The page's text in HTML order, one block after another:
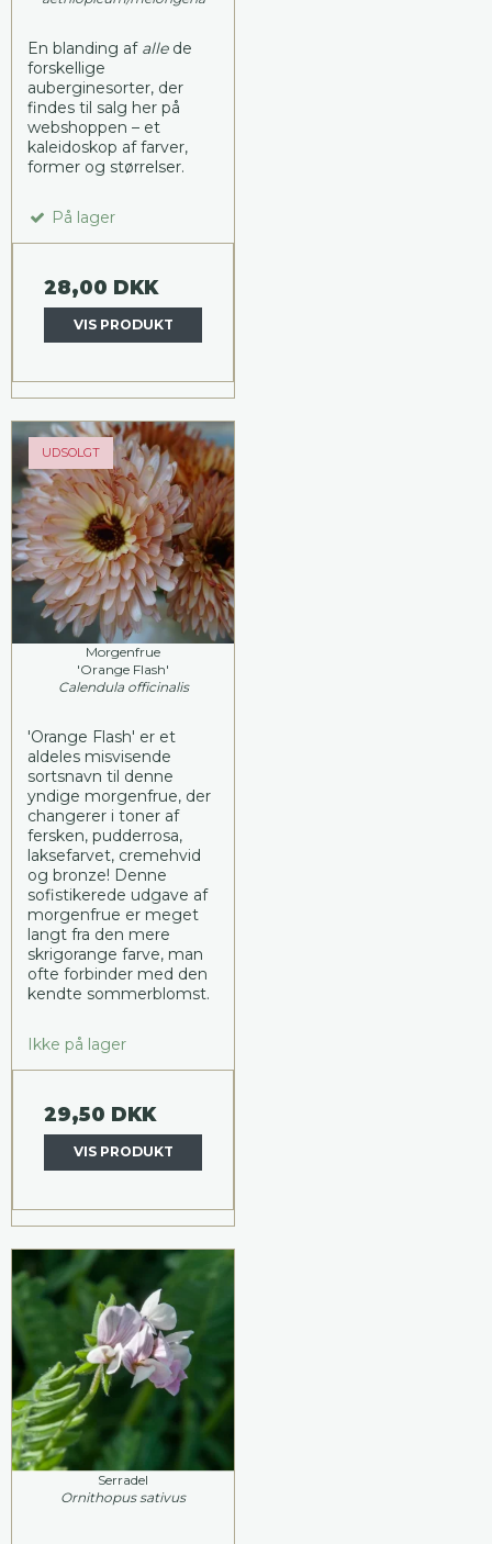
En blanding af allede
forskellige
auberginesorter, der
findes til salg her på
webshoppen – et
kaleidoskop af farver,
former og størrelser.
På lager
28,00 DKK
VIS PRODUKT
UDSOLGT
Morgenfrue
'Orange Flash'
Calendula officinalis
'Orange Flash' er et
aldeles misvisende
sortsnavn til denne
yndige morgenfrue, der
changerer i toner af
fersken, pudderrosa,
laksefarvet, cremehvid
og bronze! Denne
sofistikerede udgave af
morgenfrue er meget
langt fra den mere
skrigorange farve, man
ofte forbinder med den
kendte sommerblomst.
Ikke på lager
29,50 DKK
VIS PRODUKT
Serradel
Ornithopus sativus